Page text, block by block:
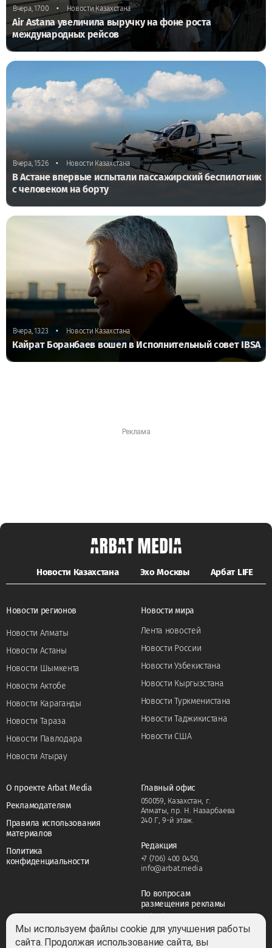
Вчера, 17:00 • Новости Казахстана
Air Astana увеличила выручку на фоне роста
международных рейсов
Вчера, 15:26 • Новости Казахстана
В Астане впервые испытали пассажирский беспилотник
с человеком на борту
Вчера, 13:23 • Новости Казахстана
Кайрат Боранбаев вошел в Исполнительный совет IBSA
Новости Казахстана Эхо Москвы Арбат LIFE
Новости регионов
Новости Алматы
Новости Астаны
Новости Шымкента
Новости Актобе
Новости Караганды
Новости Тараза
Новости Павлодара
Новости Атырау
Новости мира
Лента новостей
Новости России
Новости Узбекистана
Новости Кыргызстана
Новости Туркменистана
Новости Таджикистана
Новости США
О проекте Arbat Media
Рекламодателям
Правила использования
материалов
Политика
конфиденциальности
Главный офис
050059, Казахстан, г.
Алматы, пр. Н. Назарбаева
240 Г, 9-й этаж.
Редакция
+7 (706) 400 0450,
info@arbat.media
По вопросам
размещения рекламы
adv@arbat.media
Мы используем файлы cookie для улучшения работы
сайта. Продолжая использование сайта, вы